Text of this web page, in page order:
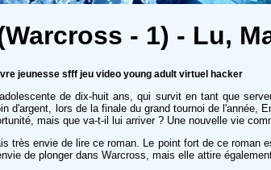
- 1) - Lu,
jeunesse sfff jeu video young adult virtuel hacker
de dix-huit ans, qui survit en tant que
d'argent, lors de la finale du grand tournoi de
mais que va-t-il lui arriver ? Une nouvelle vie
très envie de lire ce roman. Le point fort de ce
de plonger dans Warcross, mais elle attire